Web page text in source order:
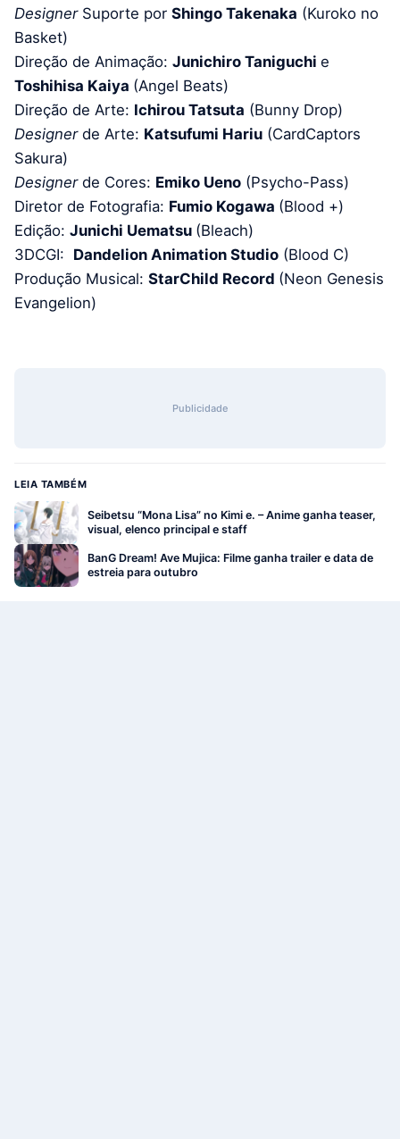
DesignerSuporte por Shingo Takenaka (Kuroko no
Basket)
Direção de Animação: Junichiro Taniguchi e
Toshihisa Kaiya (Angel Beats)
Direção de Arte: Ichirou Tatsuta (Bunny Drop)
Designerde Arte: Katsufumi Hariu (CardCaptors
Sakura)
Designerde Cores: Emiko Ueno (Psycho-Pass)
Diretor de Fotografia: Fumio Kogawa (Blood +)
Edição: Junichi Uematsu (Bleach)
3DCGI: Dandelion Animation Studio (Blood C)
Produção Musical: StarChild Record (Neon Genesis
Evangelion)
Publicidade
LEIA TAMBÉM
Seibetsu “Mona Lisa” no Kimi e. – Anime ganha teaser,
visual, elenco principal e staff
BanG Dream! Ave Mujica: Filme ganha trailer e data de
estreia para outubro